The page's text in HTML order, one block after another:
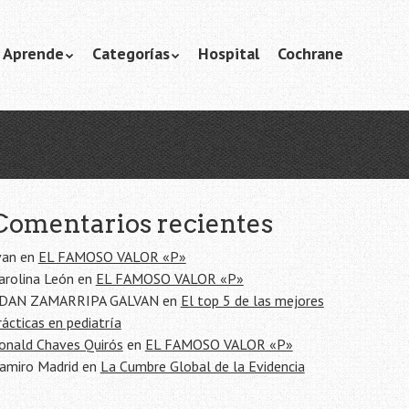
Aprende Categorías Hospital Cochrane
recientes
en EL FAMOSO VALOR «P»
León en EL FAMOSO VALOR «P»
ZAMARRIPA GALVANen El top 5 de las mejores
en pediatría
Chaves Quirós en EL FAMOSO VALOR «P»
Madriden La Cumbre Global de la Evidencia